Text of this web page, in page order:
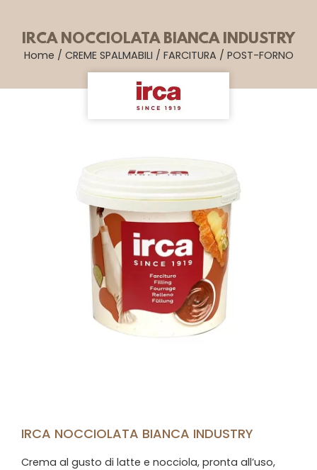
IRCA NOCCIOLATA BIANCA INDUSTRY
Home / CREME SPALMABILI / FARCITURA / POST-FORNO
IRCA NOCCIOLATA BIANCA INDUSTRY
Crema al gusto di latte e nocciola, pronta all’uso,